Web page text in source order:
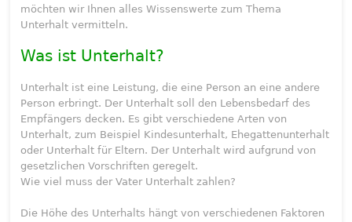
möchten wir Ihnen alles Wissenswerte zum Thema
Unterhalt vermitteln.
Was ist Unterhalt?
Unterhalt ist eine Leistung, die eine Person an eine andere
Person erbringt. Der Unterhalt soll den Lebensbedarf des
Empfängers decken. Es gibt verschiedene Arten von
Unterhalt, zum Beispiel Kindesunterhalt, Ehegattenunterhalt
oder Unterhalt für Eltern. Der Unterhalt wird aufgrund von
gesetzlichen Vorschriften geregelt.
Wie viel muss der Vater Unterhalt zahlen?
Die Höhe des Unterhalts hängt von verschiedenen Faktoren